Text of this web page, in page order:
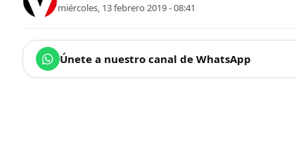
miércoles, 13 febrero 2019 - 08:41
Únete a nuestro canal de WhatsApp